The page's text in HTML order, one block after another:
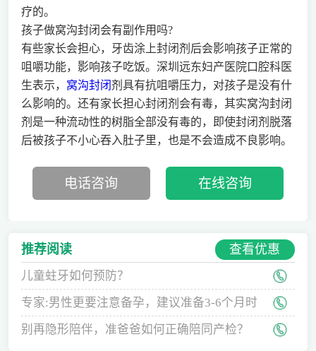
疗的。
孩子做窝沟封闭会有副作用吗?
有些家长会担心，牙齿涂上封闭剂后会影响孩子正常的
咀嚼功能，影响孩子吃饭。深圳远东妇产医院口腔科医
生表示， 窝沟封闭剂具有抗咀嚼压力，对孩子是没有什
么影响的。还有家长担心封闭剂会有毒，其实窝沟封闭
剂是一种流动性的树脂全部没有毒的，即使封闭剂脱落
后被孩子不小心吞入肚子里，也是不会造成不良影响。
电话咨询 在线咨询
推荐阅读 查看优惠
儿童蛀牙如何预防？
专家:男性更要注意备孕，建议准备3-6个月时
间
别再隐形陪伴，准爸爸如何正确陪同产检？